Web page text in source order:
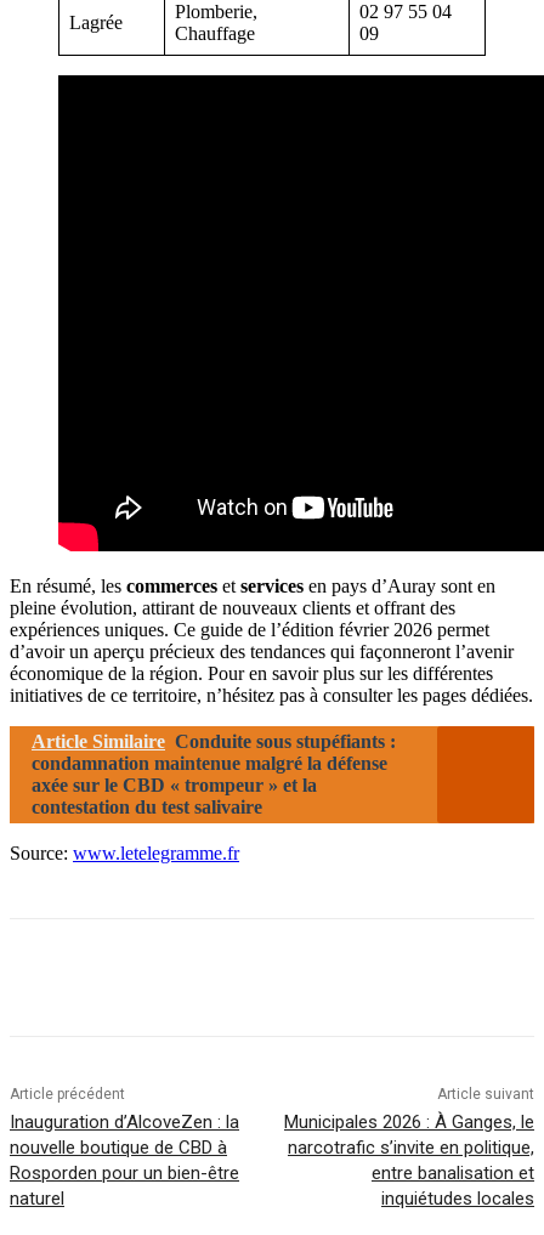
Lagrée
Plomberie,
Chauffage
02 97 55 04
09
En résumé, les commerces et services en pays d’Auray sont en
pleine évolution, attirant de nouveaux clients et offrant des
expériences uniques. Ce guide de l’édition février 2026 permet
d’avoir un aperçu précieux des tendances qui façonneront l’avenir
économique de la région. Pour en savoir plus sur les différentes
initiatives de ce territoire, n’hésitez pas à consulter les pages dédiées.
Article Similaire Conduite sous stupéfiants :
condamnation maintenue malgré la défense
axée sur le CBD « trompeur » et la
contestation du test salivaire
Source: www.letelegramme.fr
Article précédent
Inauguration d’AlcoveZen : la
nouvelle boutique de CBD à
Rosporden pour un bien-être
naturel
Article suivant
Municipales 2026 : À Ganges, le
narcotrafic s’invite en politique,
entre banalisation et
inquiétudes locales